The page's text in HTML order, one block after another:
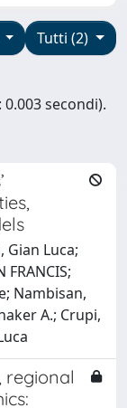
Tutti (2)
secondi).
Gian Luca;
Nambisan,
A.; Crupi,
regional